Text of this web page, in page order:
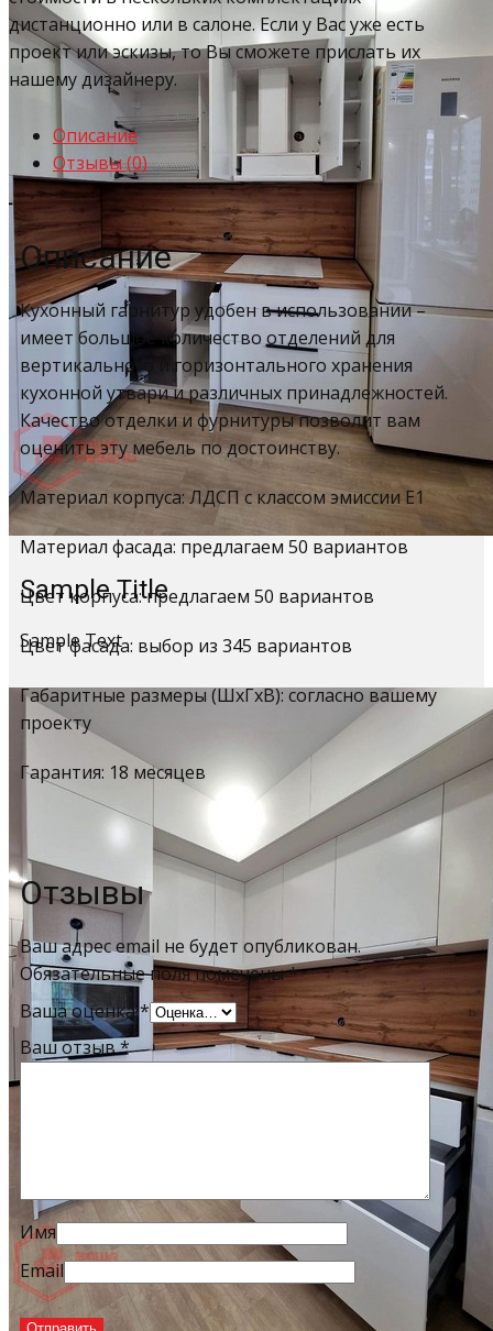
Sample Title
Sample Text
дистанционно или в салоне. Если у Вас уже есть
проект или эскизы, то Вы сможете прислать их
нашему дизайнеру.
Описание
Отзывы (0)
Описание
Кухонный гарнитур удобен в использовании –
имеет большое количество отделений для
вертикального и горизонтального хранения
кухонной утвари и различных принадлежностей.
Качество отделки и фурнитуры позволит вам
оценить эту мебель по достоинству.
Материал корпуса: ЛДСП с классом эмиссии Е1
Материал фасада: предлагаем 50 вариантов
Цвет корпуса: предлагаем 50 вариантов
Цвет фасада: выбор из 345 вариантов
Габаритные размеры (ШхГхВ): согласно вашему
проекту
Гарантия: 18 месяцев
Отзывы
Ваш адрес email не будет опубликован.
Обязательные поля помечены*
Ваша оценка*
Ваш отзыв*
Имя
Email